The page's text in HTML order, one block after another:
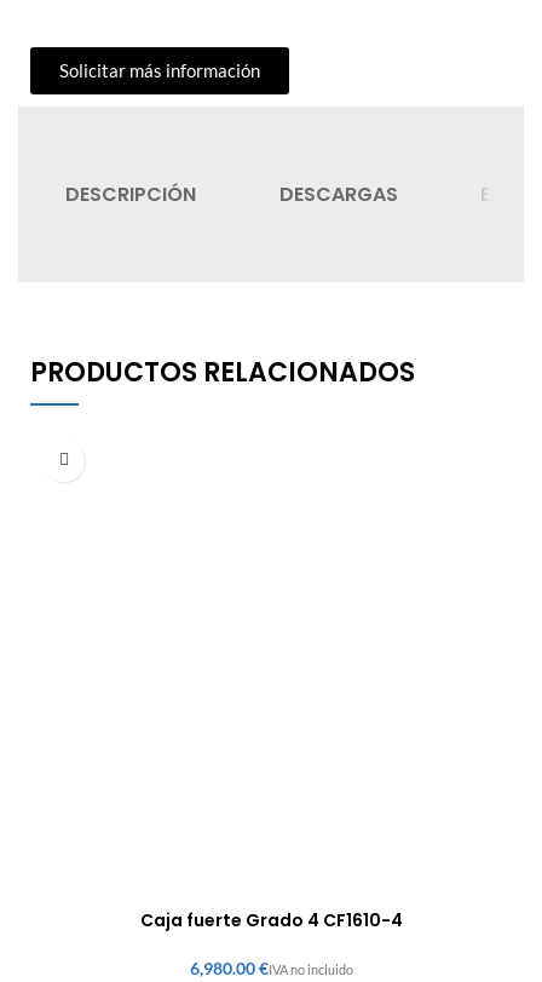
Solicitar más información
DESCRIPCIÓN DESCARGAS
PRODUCTOS RELACIONADOS
Caja fuerte Grado 4 CF1610-4
€